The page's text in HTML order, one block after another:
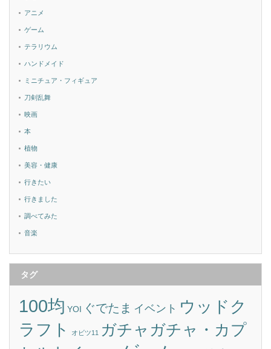
アニメ
ゲーム
テラリウム
ハンドメイド
ミニチュア・フィギュア
刀剣乱舞
映画
本
植物
美容・健康
行きたい
行きました
調べてみた
音楽
タグ
100均 YOI ぐでたま イベント ウッドク
ラフト
オビツ11
ガチャガチャ・カプ